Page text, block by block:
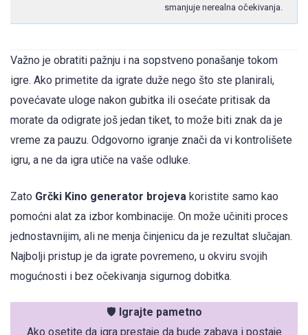
smanjuje nerealna očekivanja.
Važno je obratiti pažnju i na sopstveno ponašanje tokom
igre. Ako primetite da igrate duže nego što ste planirali,
povećavate uloge nakon gubitka ili osećate pritisak da
morate da odigrate još jedan tiket, to može biti znak da je
vreme za pauzu. Odgovorno igranje znači da vi kontrolišete
igru, a ne da igra utiče na vaše odluke.
Zato Grčki Kino generator brojeva koristite samo kao
pomoćni alat za izbor kombinacije. On može učiniti proces
jednostavnijim, ali ne menja činjenicu da je rezultat slučajan.
Najbolji pristup je da igrate povremeno, u okviru svojih
mogućnosti i bez očekivanja sigurnog dobitka.
🛡️ Igrajte pametno
Ako osetite da igra prestaje da bude zabava i postaje